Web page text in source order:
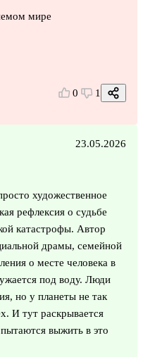
мире
0 1
23.05.2026
художественное
рефлексия о судьбе
катастрофы. Автор
драмы, семейной
о месте человека в
под воду. Люди
но у планеты не так
И тут раскрывается
выжить в это